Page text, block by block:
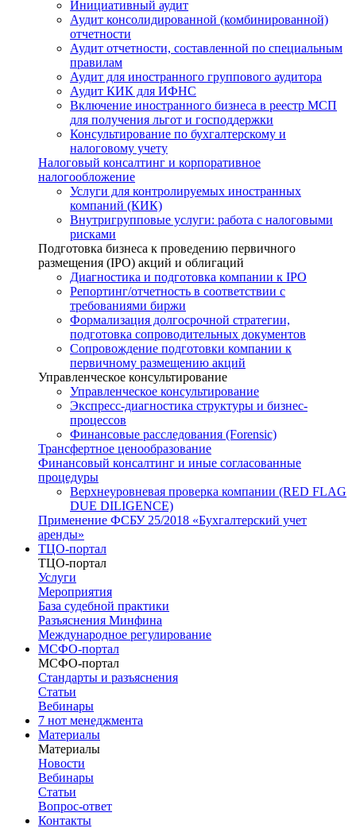
Инициативный аудит
Аудит консолидированной (комбинированной)
отчетности
Аудит отчетности, составленной по специальным
правилам
Аудит для иностранного группового аудитора
Аудит КИК для ИФНС
Включение иностранного бизнеса в реестр МСП
для получения льгот и господдержки
Консультирование по бухгалтерскому и
налоговому учету
Налоговый консалтинг и корпоративное
налогообложение
Услуги для контролируемых иностранных
компаний (КИК)
Внутригрупповые услуги: работа с налоговыми
рисками
Подготовка бизнеса к проведению первичного
размещения (IPO) акций и облигаций
Диагностика и подготовка компании к IPO
Репортинг/отчетность в соответствии с
требованиями биржи
Формализация долгосрочной стратегии,
подготовка сопроводительных документов
Сопровождение подготовки компании к
первичному размещению акций
Управленческое консультирование
Управленческое консультирование
Экспресс-диагностика структуры и бизнес-
процессов
Финансовые расследования (Forensic)
Трансфертное ценообразование
Финансовый консалтинг и иные согласованные
процедуры
Верхнеуровневая проверка компании (RED FLAG
DUE DILIGENCE)
Применение ФСБУ 25/2018 «Бухгалтерский учет
аренды»
ТЦО-портал
ТЦО-портал
Услуги
Мероприятия
База судебной практики
Разъяснения Минфина
Международное регулирование
МСФО-портал
МСФО-портал
Стандарты и разъяснения
Статьи
Вебинары
7 нот менеджмента
Материалы
Материалы
Новости
Вебинары
Статьи
Вопрос-ответ
Контакты